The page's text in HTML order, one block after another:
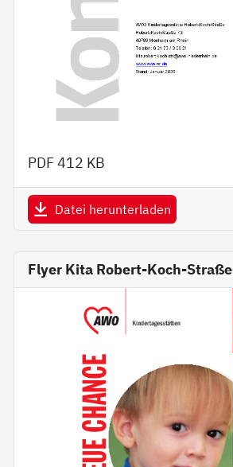
PDF412 KB
Datei herunterladen
Flyer Kita Robert-Koch-Straße